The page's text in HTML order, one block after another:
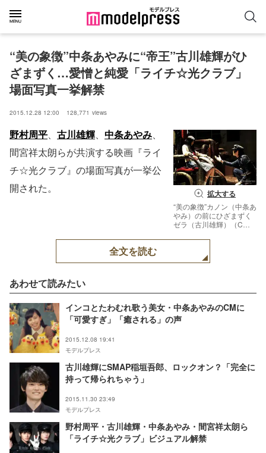
“美の象徴”中条あやみに“帝王”古川雄輝がひ
ざまずく…愛憎と純愛「ライチ☆光クラブ」
場面写真一挙解禁
2015.12.28 12:00 128,771 views
拡大する
“美の象徴”カノン（中条あ
やみ）の前にひざまずく
ゼラ（古川雄輝）（C）
ブ』製作委員会
野村周平、 古川雄輝、 中条あやみ、
間宮祥太朗らが共演する映画『ライ
チ☆光クラブ』の場面写真が一挙公
開された。
全文を読む
あわせて読みたい
インコとたわむれ歌う美女・中条あやみのCMに
「可愛すぎ」「癒される」の声
2015.12.08 19:41
モデルプレス
古川雄輝にSMAP稲垣吾郎、ロックオン？「完全に
持って帰られちゃう」
2015.11.30 23:49
モデルプレス
野村周平・古川雄輝・中条あやみ・間宮祥太朗ら
「ライチ☆光クラブ」ビジュアル解禁